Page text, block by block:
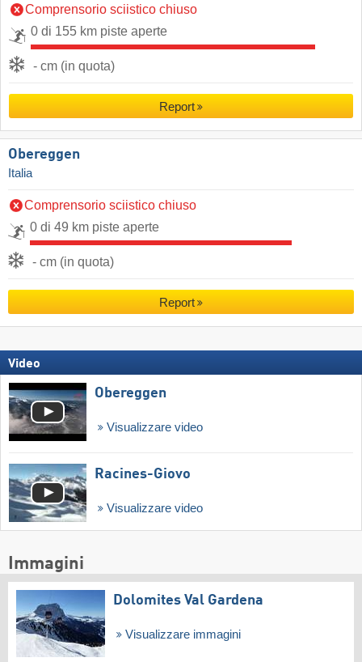
Comprensorio sciistico chiuso
0 di 155 km piste aperte
- cm (in quota)
Report
Obereggen
Italia
Comprensorio sciistico chiuso
0 di 49 km piste aperte
- cm (in quota)
Report
Video
Obereggen
Visualizzare video
Racines-Giovo
Visualizzare video
Immagini
Dolomites Val Gardena
Visualizzare immagini